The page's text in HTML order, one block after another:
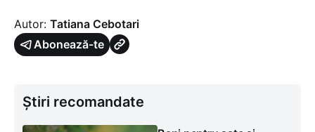
Autor: Tatiana Cebotari
Abonează-te
Știri recomandate